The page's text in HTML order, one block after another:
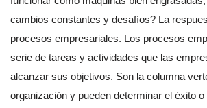
cambios constantes y desafíos? La
procesos empresariales. Los procesos
serie de tareas y actividades que las
alcanzar sus objetivos. Son la columna
organización y pueden determinar el éxito